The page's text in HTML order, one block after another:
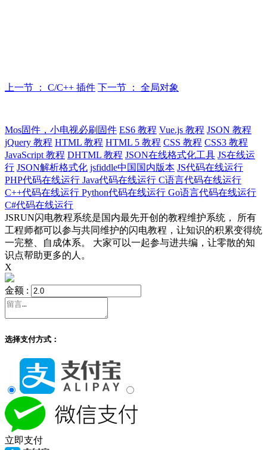
上一节 ： C/C++ 插件 下一节 ： 全局对象
Mos固件，小电视必刷固件 ES6 教程 Vue.js 教程 JSON 教程
jQuery 教程 HTML 教程 HTML 5 教程 CSS 教程 CSS3 教程
JavaScript 教程 DHTML 教程 JSON在线格式化工具 JS在线运
行 JSON解析格式化 jsfiddle中国国内版本 JS代码在线运行
PHP代码在线运行 Java代码在线运行 C语言代码在线运行
C++代码在线运行 Python代码在线运行 Go语言代码在线运行
C#代码在线运行
JSRUN闪电教程系统是国内最先开创的教程维护系统， 所有
工程师都可以参与共同维护的闪电教程，让知识的积累变得统
一完整、自成体系。 大家可以一起参与进共编，让零散的知
识点帮助更多的人。
X
金额 :
选择支付方式：
立即支付